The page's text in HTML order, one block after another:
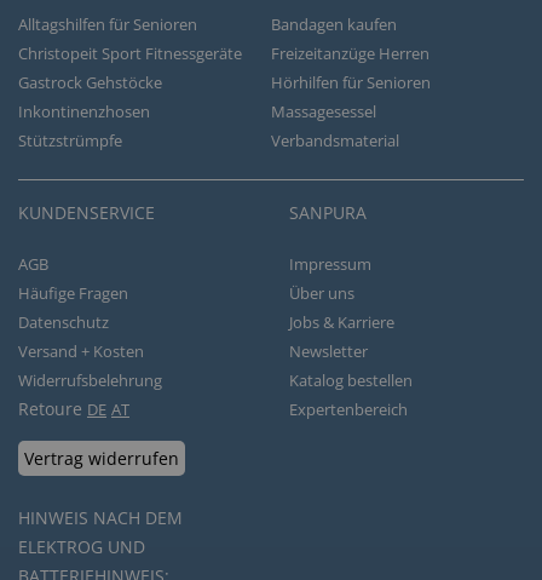
Alltagshilfen für Senioren
Bandagen kaufen
Christopeit Sport Fitnessgeräte
Freizeitanzüge Herren
Gastrock Gehstöcke
Hörhilfen für Senioren
Inkontinenzhosen
Massagesessel
Stützstrümpfe
Verbandsmaterial
KUNDENSERVICE
AGB
Häufige Fragen
Datenschutz
Versand + Kosten
Widerrufsbelehrung
Retoure DE AT
Vertrag widerrufen
HINWEIS NACH DEM
ELEKTROG UND
SANPURA
Impressum
Über uns
Jobs & Karriere
Newsletter
Katalog bestellen
Expertenbereich